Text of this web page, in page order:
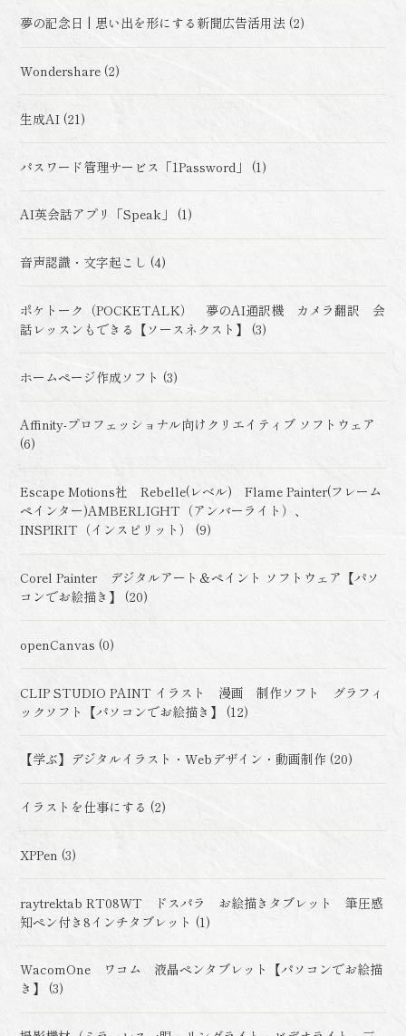
夢の記念日 | 思い出を形にする新聞広告活用法 (2)
Wondershare (2)
生成AI (21)
パスワード管理サービス「1Password」 (1)
AI英会話アプリ「Speak」 (1)
音声認識・文字起こし (4)
ポケトーク（POCKETALK） 夢のAI通訳機 カメラ翻訳 会
話レッスンもできる【ソースネクスト】 (3)
ホームページ作成ソフト (3)
Affinity-プロフェッショナル向けクリエイティブ ソフトウェア
(6)
Escape Motions社 Rebelle(レベル) Flame Painter(フレーム
ペインター)AMBERLIGHT（アンバーライト）、
INSPIRIT（インスピリット） (9)
Corel Painter デジタルアート＆ペイント ソフトウェア【パソ
コンでお絵描き】 (20)
openCanvas (0)
CLIP STUDIO PAINT イラスト 漫画 制作ソフト グラフィ
ックソフト【パソコンでお絵描き】 (12)
【学ぶ】デジタルイラスト・Webデザイン・動画制作 (20)
イラストを仕事にする (2)
XPPen (3)
raytrektab RT08WT ドスパラ お絵描きタブレット 筆圧感
知ペン付き8インチタブレット (1)
WacomOne ワコム 液晶ペンタブレット【パソコンでお絵描
き】 (3)